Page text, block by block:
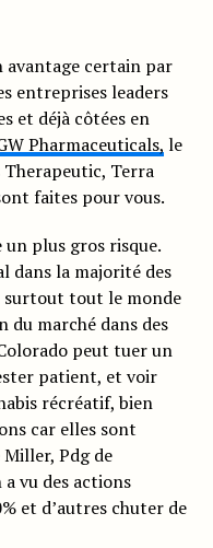
avantage certain par
entreprises leaders
et déjà côtées en
Pharmaceuticals, le
Therapeutic, Terra
faites pour vous.
plus gros risque.
dans la majorité des
surtout tout le monde
du marché dans des
peut tuer un
patient, et voir
récréatif, bien
car elles sont
Pdg de
vu des actions
et d’autres chuter de